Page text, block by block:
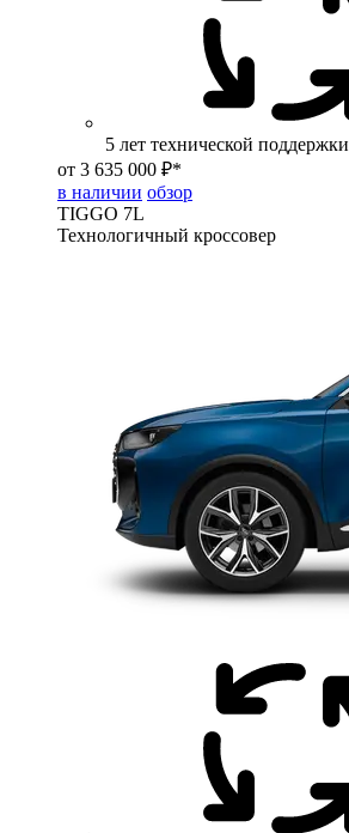
5 лет технической поддержки
от 3 635 000 ₽*
в наличии обзор
TIGGO 7L
Технологичный кроссовер